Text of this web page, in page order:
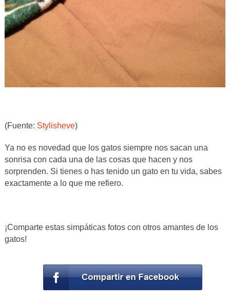
(Fuente: Stylisheve)
Ya no es novedad que los gatos siempre nos sacan una
sonrisa con cada una de las cosas que hacen y nos
sorprenden. Si tienes o has tenido un gato en tu vida, sabes
exactamente a lo que me refiero.
¡Comparte estas simpáticas fotos con otros amantes de los
gatos!